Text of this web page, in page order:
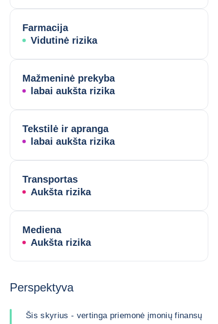
Farmacija
Vidutinė rizika
Mažmeninė prekyba
labai aukšta rizika
Tekstilė ir apranga
labai aukšta rizika
Transportas
Aukšta rizika
Mediena
Aukšta rizika
Perspektyva
Šis skyrius - vertinga priemonė įmonių finansų